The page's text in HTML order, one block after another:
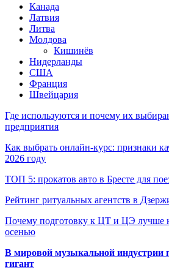
Канада
Латвия
Литва
Молдова
Кишинёв
Нидерланды
США
Франция
Швейцария
Где используются и почему их
предприятия
Как выбрать онлайн-курс: признаки
2026 году
ТОП 5: прокатов авто в Бресте для
Рейтинг ритуальных агентств в
Почему подготовку к ЦТ и ЦЭ лучше
осенью
В мировой музыкальной индустрии
гигант